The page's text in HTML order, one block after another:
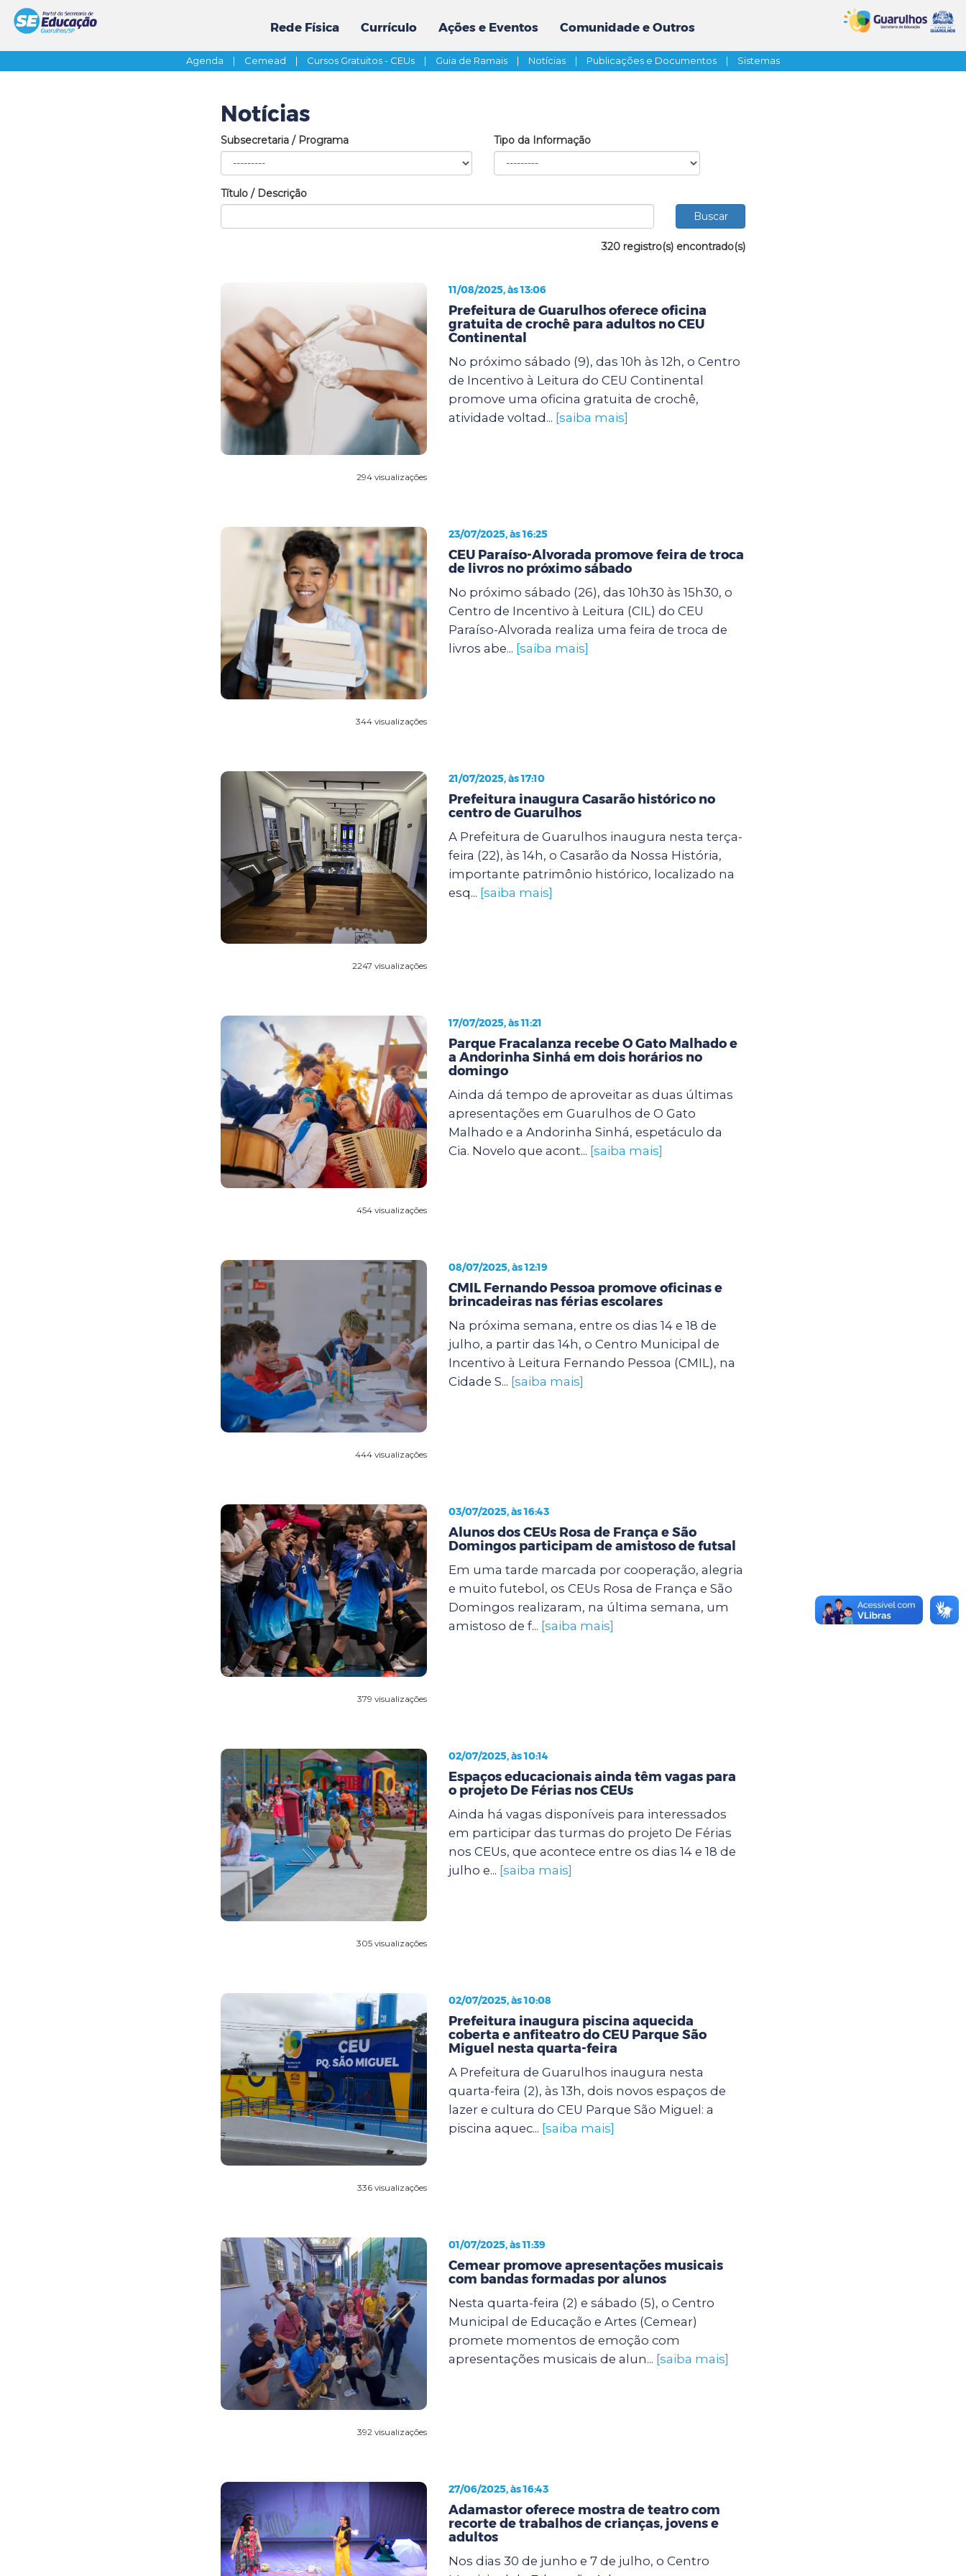
Rede Física Currículo Ações e Eventos Comunidade e Outros
Agenda | Cemead | Cursos Gratuitos - CEUs | Guia de Ramais | Notícias | Publicações e Documentos | Sistemas
Notícias
Subsecretaria / Programa Tipo da Informação
Título / Descrição
320 registro(s) encontrado(s)
294 visualizações
11/08/2025, às 13:06
Prefeitura de Guarulhos oferece oficina
gratuita de crochê para adultos no CEU
Continental
No próximo sábado (9), das 10h às 12h, o Centro
de Incentivo à Leitura do CEU Continental
promove uma oficina gratuita de crochê,
atividade voltad... [saiba mais]
344 visualizações
23/07/2025, às 16:25
CEU Paraíso-Alvorada promove feira de troca
de livros no próximo sábado
No próximo sábado (26), das 10h30 às 15h30, o
Centro de Incentivo à Leitura (CIL) do CEU
Paraíso-Alvorada realiza uma feira de troca de
livros abe... [saiba mais]
2247 visualizações
21/07/2025, às 17:10
Prefeitura inaugura Casarão histórico no
centro de Guarulhos
A Prefeitura de Guarulhos inaugura nesta terça-
feira (22), às 14h, o Casarão da Nossa História,
importante patrimônio histórico, localizado na
esq... [saiba mais]
454 visualizações
17/07/2025, às 11:21
Parque Fracalanza recebe O Gato Malhado e
a Andorinha Sinhá em dois horários no
domingo
Ainda dá tempo de aproveitar as duas últimas
apresentações em Guarulhos de O Gato
Malhado e a Andorinha Sinhá, espetáculo da
Cia. Novelo que acont... [saiba mais]
444 visualizações
08/07/2025, às 12:19
CMIL Fernando Pessoa promove oficinas e
brincadeiras nas férias escolares
Na próxima semana, entre os dias 14 e 18 de
julho, a partir das 14h, o Centro Municipal de
Incentivo à Leitura Fernando Pessoa (CMIL), na
Cidade S... [saiba mais]
379 visualizações
03/07/2025, às 16:43
Alunos dos CEUs Rosa de França e São
Domingos participam de amistoso de futsal
Em uma tarde marcada por cooperação, alegria
e muito futebol, os CEUs Rosa de França e São
Domingos realizaram, na última semana, um
amistoso de f... [saiba mais]
305 visualizações
02/07/2025, às 10:14
Espaços educacionais ainda têm vagas para
o projeto De Férias nos CEUs
Ainda há vagas disponíveis para interessados
em participar das turmas do projeto De Férias
nos CEUs, que acontece entre os dias 14 e 18 de
julho e... [saiba mais]
336 visualizações
02/07/2025, às 10:08
Prefeitura inaugura piscina aquecida
coberta e anfiteatro do CEU Parque São
Miguel nesta quarta-feira
A Prefeitura de Guarulhos inaugura nesta
quarta-feira (2), às 13h, dois novos espaços de
lazer e cultura do CEU Parque São Miguel: a
piscina aquec... [saiba mais]
392 visualizações
01/07/2025, às 11:39
Cemear promove apresentações musicais
com bandas formadas por alunos
Nesta quarta-feira (2) e sábado (5), o Centro
Municipal de Educação e Artes (Cemear)
promete momentos de emoção com
apresentações musicais de alun... [saiba mais]
27/06/2025, às 16:43
Adamastor oferece mostra de teatro com
recorte de trabalhos de crianças, jovens e
adultos
Nos dias 30 de junho e 7 de julho, o Centro